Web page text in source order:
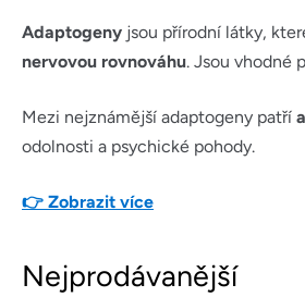
Adaptogeny jsou přírodní látky,
nervovou rovnováhu. Jsou vhodné
Mezi nejznámější adaptogeny patří
odolnosti a psychické pohody.
👉 Zobrazit více
Nejprodávanější